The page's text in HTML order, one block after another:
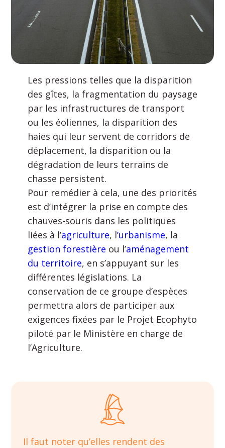
Les pressions telles que la disparition
des gîtes, la fragmentation du paysage
par les infrastructures de transport
ou les éoliennes, la disparition des
haies qui leur servent de corridors de
déplacement, la disparition ou la
dégradation de leurs terrains de
chasse persistent.
Pour remédier à cela, une des priorités
est d’intégrer la prise en compte des
chauves-souris dans les politiques
liées à l’agriculture, l’urbanisme, la
gestion forestière ou l’aménagement
du territoire, en s’appuyant sur les
différentes législations. La
conservation de ce groupe d’espèces
permettra alors de participer aux
exigences fixées par le Projet Ecophyto
piloté par le Ministère en charge de
l’Agriculture.
Il faut noter qu’elles rendent des